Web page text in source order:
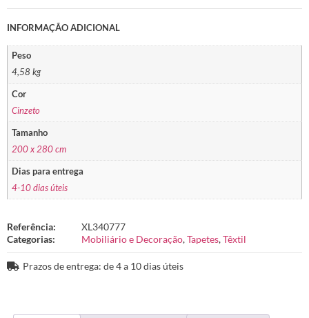
INFORMAÇÃO ADICIONAL
Peso
4,58 kg
Cor
Cinzeto
Tamanho
200 x 280 cm
Dias para entrega
4-10 dias úteis
Referência:
XL340777
Categorias:
Mobiliário e Decoração,Tapetes,Têxtil
Prazos de entrega: de 4 a 10 dias úteis